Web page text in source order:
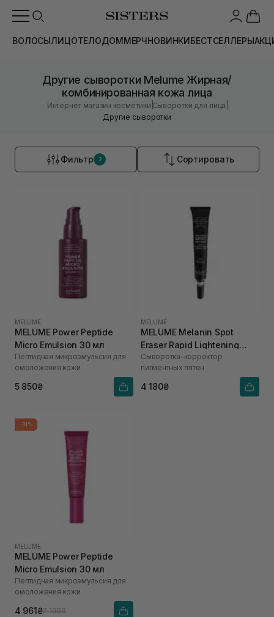
ВОЛОСЫЛИЦОТЕЛОДОММЕРЧНОВИНКИБЕСТСЕЛЛЕРЫ
Другие сыворотки Melume Жирная/
комбинированная кожа лица
Интернет магазин косметики |Сыворотки для лица
Другие сыворотки
Фильтр 2 Сортировать
MELUME
MELUME Power Peptide
Micro Emulsion 30 мл
Пептидная микроэмульсия для
омоложения кожи
5 850₴
MELUME
MELUME Melanin Spot
Eraser Rapid Lightening
Treatment 20 мл
Сыворотка-корректор
пигментных пятен
4 180₴
-31%
MELUME
MELUME Power Peptide
Micro Emulsion 30 мл
Пептидная микроэмульсия для
омоложения кожи
4 961₴7 190₴